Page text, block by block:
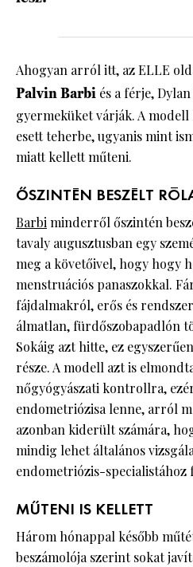
Ahogyan arról itt, az ELLE
Palvin Barbi és a férje,
gyermeküket várják. A
esett teherbe, ugyanis mint
miatt kellett műteni.
ŐSZINTÉN BESZÉLT
Barbiminderről őszintén
tavaly augusztusban egy
meg a követőivel, hogy hogy
menstruációs panaszokkal.
fájdalmakról, erős és
álmatlan, fürdőszobapadlón
Sokáig azt hitte, ez
része. A modell azt is
nőgyógyászati kontrollra,
endometriózisa lenne, arról
azonban kiderült számára,
mindig lehet általános
endometriózis-
MŰTENI IS KELLETT
Három hónappal később
beszámolója szerint sokat